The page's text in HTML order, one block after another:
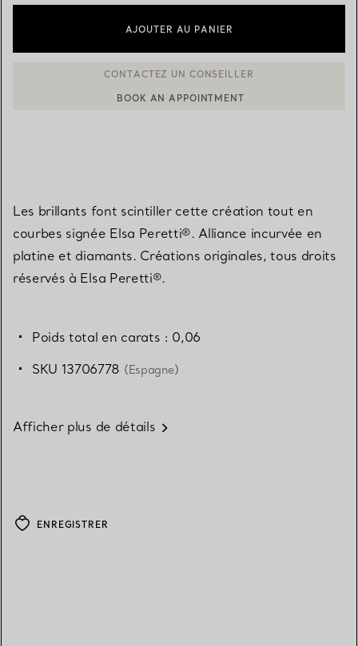
AJOUTER AU PANIER
Les brillants font scintiller cette création tout en
courbes signée Elsa Peretti®. Alliance incurvée en
platine et diamants. Créations originales, tous droits
réservés à Elsa Peretti®.
Poids total en carats : 0,06
SKU 13706778 (Espagne)
Afficher plus de détails
ENREGISTRER